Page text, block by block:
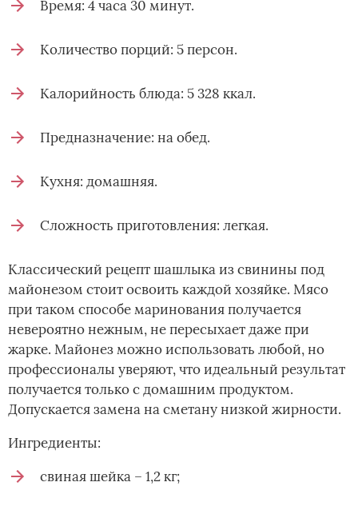
Время: 4 часа 30 минут.
Количество порций: 5 персон.
Калорийность блюда: 5 328 ккал.
Предназначение: на обед.
Кухня: домашняя.
Сложность приготовления: легкая.
Классический рецепт шашлыка из свинины под
майонезом стоит освоить каждой хозяйке. Мясо
при таком способе маринования получается
невероятно нежным, не пересыхает даже при
жарке. Майонез можно использовать любой, но
профессионалы уверяют, что идеальный результат
получается только с домашним продуктом.
Допускается замена на сметану низкой жирности.
Ингредиенты:
свиная шейка – 1,2 кг;